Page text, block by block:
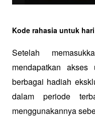
Kode rahasia untuk
Setelah
mendapatkan
berbagai hadiah
dalam periode
menggunakannya